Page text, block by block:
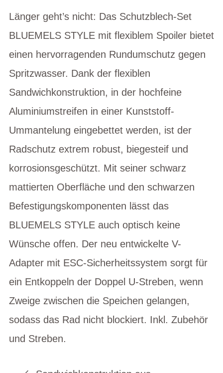
Länger geht’s nicht: Das Schutzblech-Set
BLUEMELS STYLE mit flexiblem Spoiler bietet
einen hervorragenden Rundumschutz gegen
Spritzwasser. Dank der flexiblen
Sandwichkonstruktion, in der hochfeine
Aluminiumstreifen in einer Kunststoff-
Ummantelung eingebettet werden, ist der
Radschutz extrem robust, biegesteif und
korrosionsgeschützt. Mit seiner schwarz
mattierten Oberfläche und den schwarzen
Befestigungskomponenten lässt das
BLUEMELS STYLE auch optisch keine
Wünsche offen. Der neu entwickelte V-
Adapter mit ESC-Sicherheitssystem sorgt für
ein Entkoppeln der Doppel U-Streben, wenn
Zweige zwischen die Speichen gelangen,
sodass das Rad nicht blockiert. Inkl. Zubehör
und Streben.